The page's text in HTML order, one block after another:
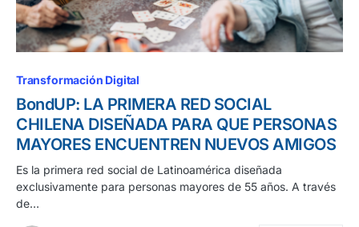
Transformación Digital
BondUP: LA PRIMERA RED SOCIAL
CHILENA DISEÑADA PARA QUE PERSONAS
MAYORES ENCUENTREN NUEVOS AMIGOS
Es la primera red social de Latinoamérica diseñada
exclusivamente para personas mayores de 55 años. A través
de…